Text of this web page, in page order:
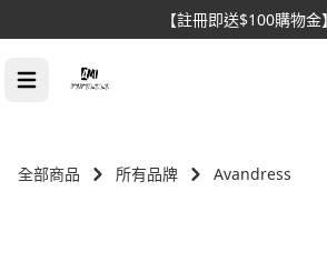
【消費滿$1688免運】
全部商品 所有品牌 Avandress